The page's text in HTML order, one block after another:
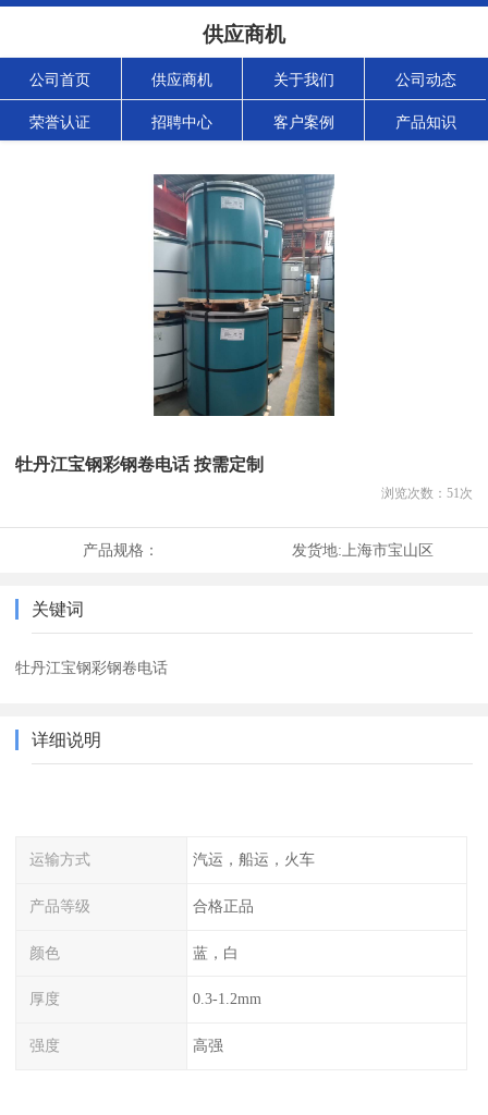
供应商机
公司首页 供应商机 关于我们 公司动态
荣誉认证 招聘中心 客户案例 产品知识
牡丹江宝钢彩钢卷电话 按需定制
浏览次数： 51次
产品规格： 发货地: 上海市宝山区
关键词
牡丹江宝钢彩钢卷电话
详细说明
运输方式 汽运，船运，火车
产品等级 合格正品
颜色 蓝，白
厚度 0.3-1.2mm
强度 高强